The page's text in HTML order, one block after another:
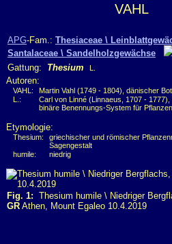
VAHL
APG-Fam.: Thesiaceae \
Santalaceae \ Sandelholzgewächse
Gattung: Thesium L.
Autoren:
VAHL:
Martin Vahl (1749 - 1804), dänischer
L.:
Carl von Linné (Linnaeus, 1707 -
binäre Benennungs-System für
Etymologie:
Thesium:
griechischer und römischer
Sagengestalt
humile:
niedrig
Fig. 1: Thesium humile \ Niedriger
GR Athen, Mount Egaleo 10.4.2019